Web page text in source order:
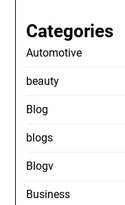
Categories
Automotive
beauty
Blog
blogs
Blogv
Business